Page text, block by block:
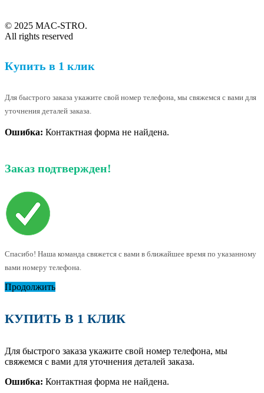
© 2025 MAC-STRO.
All rights reserved
Купить в 1 клик
Для быстрого заказа укажите свой номер телефона, мы свяжемся с вами для
уточнения деталей заказа.
Ошибка: Контактная форма не найдена.
Заказ подтвержден!
Спасибо! Наша команда свяжется с вами в ближайшее время по указанному
вами номеру телефона.
Продолжить
КУПИТЬ В 1 КЛИК
Для быстрого заказа укажите свой номер телефона, мы
свяжемся с вами для уточнения деталей заказа.
Ошибка: Контактная форма не найдена.